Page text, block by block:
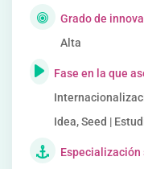
Grado de
Alta
Fase en la que
Idea, Seed |
Especialización